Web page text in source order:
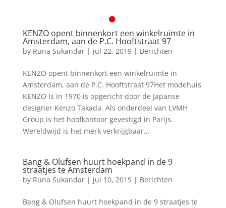
KENZO opent binnenkort een winkelruimte in
Amsterdam, aan de P.C. Hooftstraat 97
by Runa Sukandar| jul 22, 2019| Berichten
KENZO opent binnenkort een winkelruimte in
Amsterdam, aan de P.C. Hooftstraat 97Het modehuis
KENZO Is in 1970 is opgericht door de Japanse
designer Kenzo Takada. Als onderdeel van LVMH
Group is het hoofkantoor gevestigd in Parijs.
Wereldwijd is het merk verkrijgbaar...
Bang & Olufsen huurt hoekpand in de 9
straatjes te Amsterdam
by Runa Sukandar| jul 10, 2019| Berichten
Bang & Olufsen huurt hoekpand in de 9 straatjes te